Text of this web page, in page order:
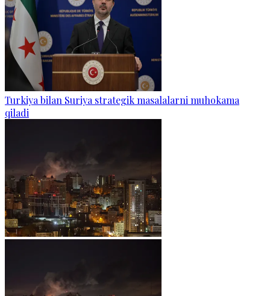
Turkiya bilan Suriya strategik masalalarni muhokama
qiladi